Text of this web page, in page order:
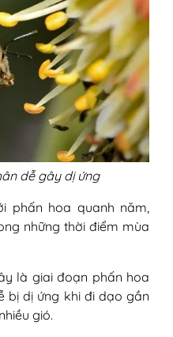
dễ gây dị ứng
phấn hoa quanh năm,
những thời điểm mùa
là giai đoạn phấn hoa
bị dị ứng khi đi dạo gần
gió.